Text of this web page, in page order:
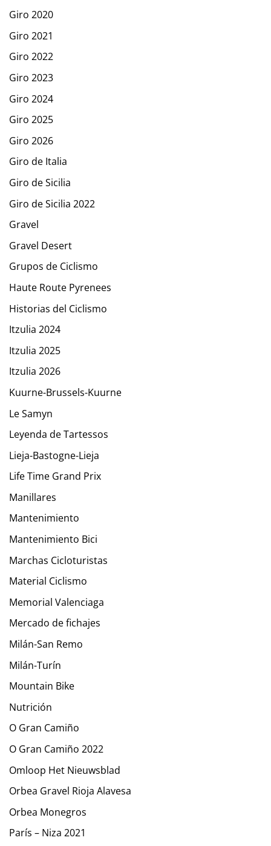
Giro 2020
Giro 2021
Giro 2022
Giro 2023
Giro 2024
Giro 2025
Giro 2026
Giro de Italia
Giro de Sicilia
Giro de Sicilia 2022
Gravel
Gravel Desert
Grupos de Ciclismo
Haute Route Pyrenees
Historias del Ciclismo
Itzulia 2024
Itzulia 2025
Itzulia 2026
Kuurne-Brussels-Kuurne
Le Samyn
Leyenda de Tartessos
Lieja-Bastogne-Lieja
Life Time Grand Prix
Manillares
Mantenimiento
Mantenimiento Bici
Marchas Cicloturistas
Material Ciclismo
Memorial Valenciaga
Mercado de fichajes
Milán-San Remo
Milán-Turín
Mountain Bike
Nutrición
O Gran Camiño
O Gran Camiño 2022
Omloop Het Nieuwsblad
Orbea Gravel Rioja Alavesa
Orbea Monegros
París – Niza 2021